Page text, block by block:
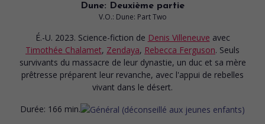
Dune: Deuxième partie
V.O.: Dune: Part Two
É.-U. 2023. Science-fiction de Denis Villeneuve avec
Timothée Chalamet, Zendaya, Rebecca Ferguson. Seuls
survivants du massacre de leur dynastie, un duc et sa mère
prêtresse préparent leur revanche, avec l'appui de rebelles
vivant dans le désert.
Durée: 166 min.